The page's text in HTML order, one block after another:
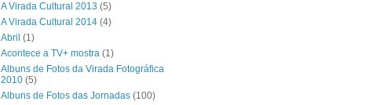
A Virada Cultural 2013 (5)
A Virada Cultural 2014 (4)
Abril (1)
Acontece a TV+ mostra (1)
Albuns de Fotos da Virada Fotográfica
2010 (5)
Albuns de Fotos das Jornadas (100)